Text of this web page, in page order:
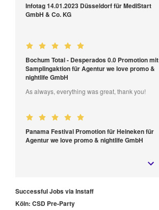
Infotag 14.01.2023 Düsseldorf für MediStart
GmbH & Co. KG
Bochum Total - Desperados 0.0 Promotion mit
Samplingaktion für Agentur we love promo &
nightlife GmbH
As always, everything was great, thank you!
Panama Festival Promotion für Heineken für
Agentur we love promo & nightlife GmbH
Successful Jobs via Instaff
Köln: CSD Pre-Party